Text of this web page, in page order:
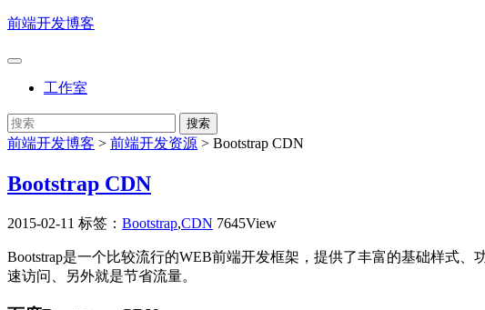
前端开发博客
工作室
前端开发博客 > 前端开发资源 > Bootstrap CDN
Bootstrap CDN
2015-02-11 标签： Bootstrap,CDN 7645View
Bootstrap是一个比较流行的WEB前端开发框架，提供了丰富的基础样式
速访问、另外就是节省流量。